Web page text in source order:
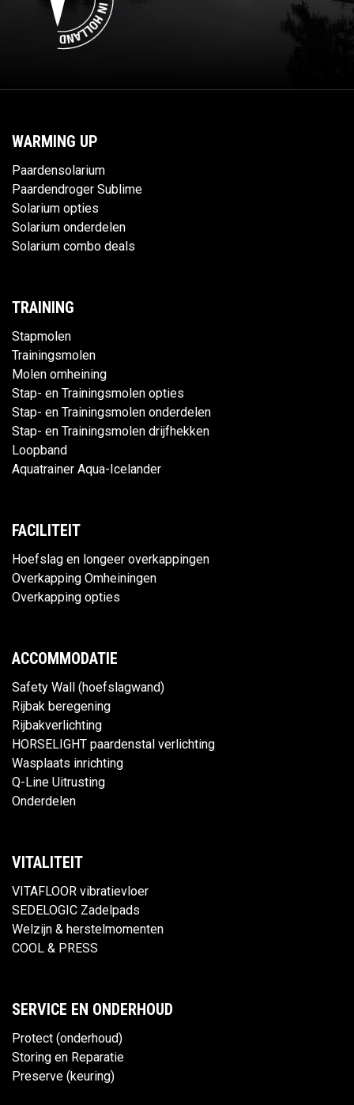
WARMING UP
Paardensolarium
Paardendroger Sublime
Solarium opties
Solarium onderdelen
Solarium combo deals
TRAINING
Stapmolen
Trainingsmolen
Molen omheining
Stap- en Trainingsmolen opties
Stap- en Trainingsmolen onderdelen
Stap- en Trainingsmolen drijfhekken
Loopband
Aquatrainer Aqua-Icelander
FACILITEIT
Hoefslag en longeer overkappingen
Overkapping Omheiningen
Overkapping opties
ACCOMMODATIE
Safety Wall (hoefslagwand)
Rijbak beregening
Rijbakverlichting
HORSELIGHT paardenstal verlichting
Wasplaats inrichting
Q-Line Uitrusting
Onderdelen
VITALITEIT
VITAFLOOR vibratievloer
SEDELOGIC Zadelpads
Welzijn & herstelmomenten
COOL & PRESS
SERVICE EN ONDERHOUD
Protect (onderhoud)
Storing en Reparatie
Preserve (keuring)